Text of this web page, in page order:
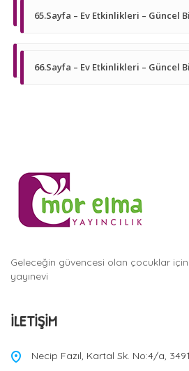
65.Sayfa – Ev Etkinlikleri – Güncel
66.Sayfa – Ev Etkinlikleri – Güncel
Geleceğin güvencesi olan çocuklar
yayınevi
İLETIŞIM
Necip Fazıl, Kartal Sk. No:4/a,